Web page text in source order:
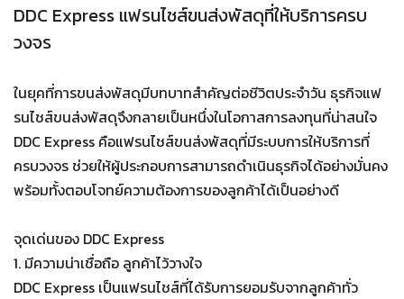
DDC Express แฟรนไชส์ขนส่งพัสดุที่ให้บริการครบ
วงจร
ในยุคที่การขนส่งพัสดุมีบทบาทสำคัญต่อชีวิตประจำวัน ธุรกิจแฟ
รนไชส์ขนส่งพัสดุจึงกลายเป็นหนึ่งในโอกาสการลงทุนที่น่าสนใจ
DDC Express คือแฟรนไชส์ขนส่งพัสดุที่มีระบบการให้บริการที่
ครบวงจร ช่วยให้ผู้ประกอบการสามารถดำเนินธุรกิจได้อย่างมั่นคง
พร้อมทั้งตอบโจทย์ความต้องการของลูกค้าได้เป็นอย่างดี
จุดเด่นของ DDC Express
1. มีความน่าเชื่อถือ ลูกค้าไว้วางใจ
DDC Express เป็นแฟรนไชส์ที่ได้รับการยอมรับจากลูกค้าทั่ว